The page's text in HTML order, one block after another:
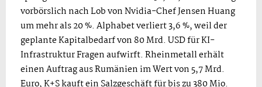
vorbörslich nach Lob von Nvidia-Chef Jensen Huang
um mehr als 20 %. Alphabet verliert 3,6 %, weil der
geplante Kapitalbedarf von 80 Mrd. USD für KI-
Infrastruktur Fragen aufwirft. Rheinmetall erhält
einen Auftrag aus Rumänien im Wert von 5,7 Mrd.
Euro, K+S kauft ein Salzgeschäft für bis zu 380 Mio.